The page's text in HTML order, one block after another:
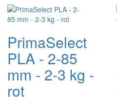
PrimaSelect
PLA - 2-85
mm - 2-3 kg -
rot